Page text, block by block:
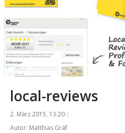
local-reviews
2. März 2015, 13:20 ::
Autor: Matthias Gräf